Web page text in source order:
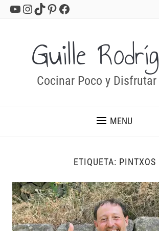
YouTube
Instagram
TikTok
Pinterest
Facebook
Guille
Cocinar Poco y
MENU
ETIQUETA: PINTXOS